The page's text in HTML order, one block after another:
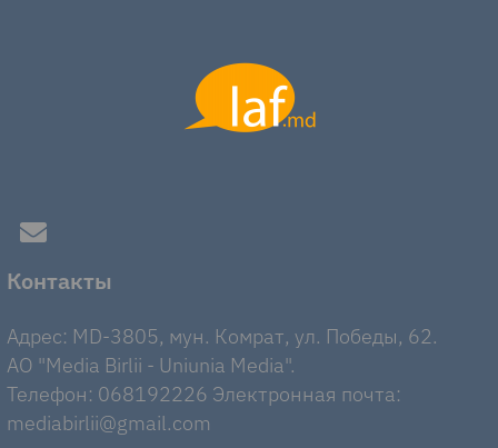
Контакты
Адрес: MD-3805, мун. Комрат, ул. Победы, 62.
AO "Media Birlii - Uniunia Media".
Телефон: 068192226 Электронная почта:
mediabirlii@gmail.com